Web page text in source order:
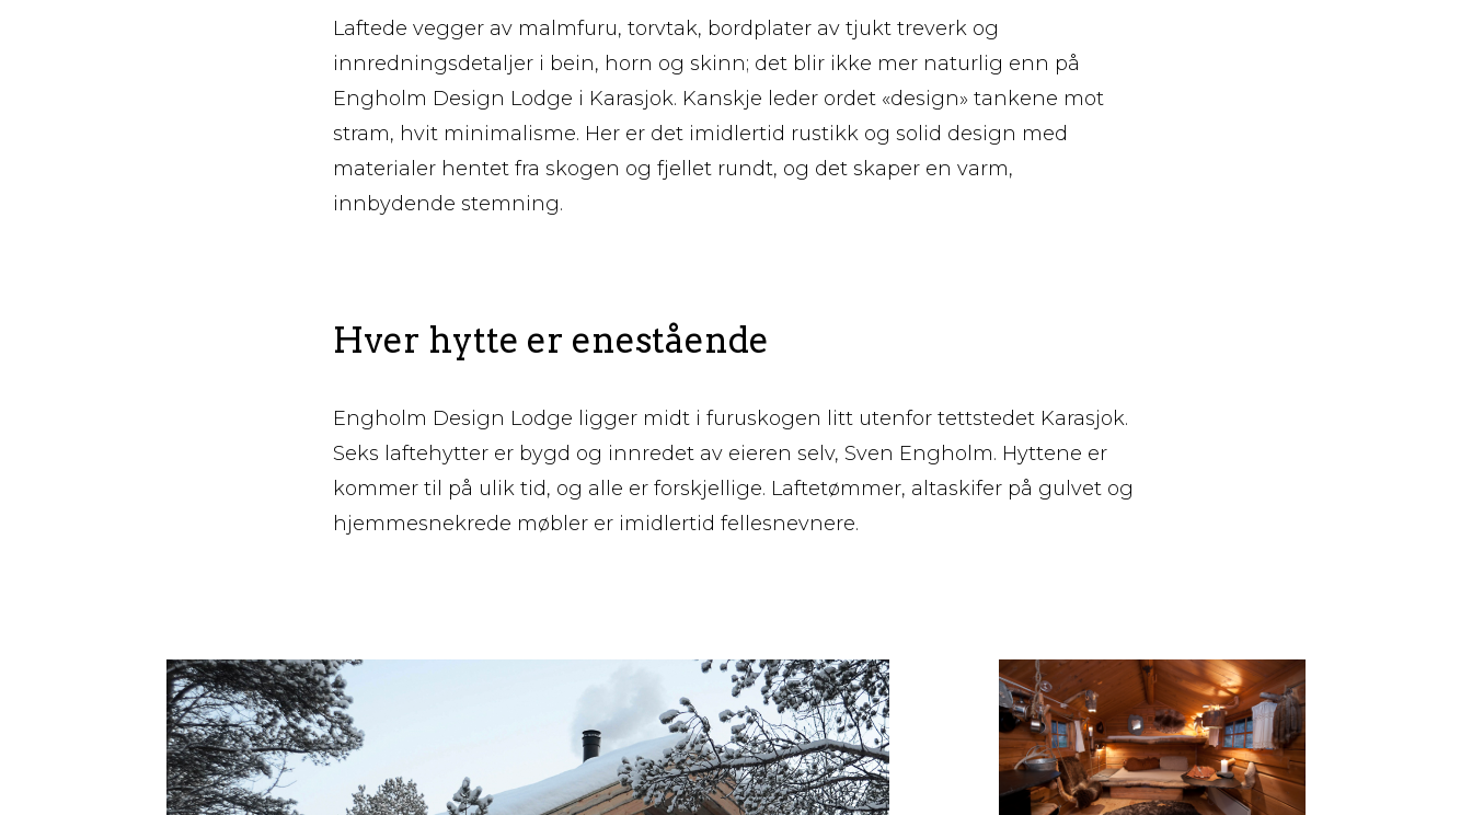
Laftede vegger av malmfuru, torvtak, bordplater av tjukt treverk og
innredningsdetaljer i bein, horn og skinn; det blir ikke mer naturlig enn på
Engholm Design Lodge i Karasjok. Kanskje leder ordet «design» tankene mot
stram, hvit minimalisme. Her er det imidlertid rustikk og solid design med
materialer hentet fra skogen og fjellet rundt, og det skaper en varm,
innbydende stemning.
Hver hytte er enestående
Engholm Design Lodge ligger midt i furuskogen litt utenfor tettstedet Karasjok.
Seks laftehytter er bygd og innredet av eieren selv, Sven Engholm. Hyttene er
kommer til på ulik tid, og alle er forskjellige. Laftetømmer, altaskifer på gulvet og
hjemmesnekrede møbler er imidlertid fellesnevnere.